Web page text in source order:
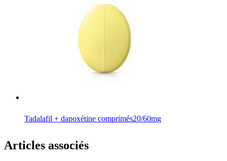
Tadalafil + dapoxétine comprimés20/60mg
Articles associés